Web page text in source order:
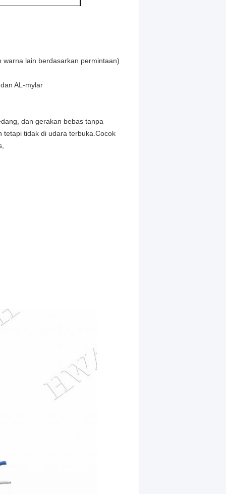
lain berdasarkan permintaan)
AL-mylar
dan gerakan bebas tanpa
tidak di udara terbuka.Cocok